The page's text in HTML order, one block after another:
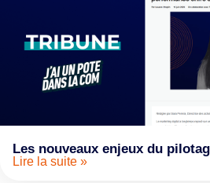
Les nouveaux enjeux du
Lire la suite »